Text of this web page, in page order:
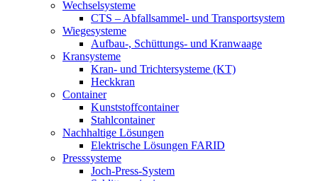
Wechselsysteme
CTS – Abfallsammel- und Transportsystem
Wiegesysteme
Aufbau-, Schüttungs- und Kranwaage
Kransysteme
Kran- und Trichtersysteme (KT)
Heckkran
Container
Kunststoffcontainer
Stahlcontainer
Nachhaltige Lösungen
Elektrische Lösungen FARID
Presssysteme
Joch-Press-System